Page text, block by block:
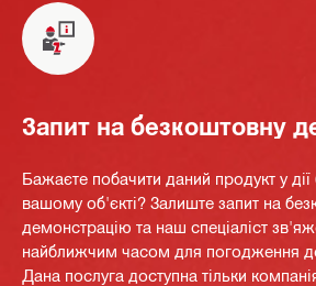
Запит на безкоштовну
Бажаєте побачити даний продукт у
вашому об'єкті? Залиште запит на
демонстрацію та наш спеціаліст
найближчим часом для погодження
Дана послуга доступна тільки